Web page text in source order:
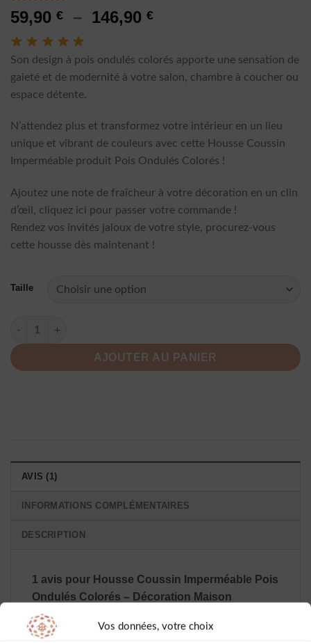
Vos données, votre choix
Noté5.00
sur 5 basé
sur
1
notation
client
59,90 € – 146,90 €Plage
59,90 €
à
Son design à pois ondulés colorés apporte une sensation de
gaieté et de modernité à votre salon, chambre à coucher ou
espace détente.
N’attendez plus et transformez votre intérieur en un lieu
unique et vibrant de couleurs avec cette Housse Coussin
Imperméable produit Pois Ondulés Colorés !
Ajoutez une note de fraîcheur à votre décoration en un clin
d’œil, cliquez ici pour passer votre commande !
Rendez vos invités jaloux de votre style, procurez-vous
cette housse dès maintenant !
Taille
AJOUTER AU PANIER
AVIS (1)
INFORMATIONS COMPLÉMENTAIRES
DESCRIPTION
1 avis pour Housse Coussin Imperméable Pois
Ondulés Colorés – Décoration Maison